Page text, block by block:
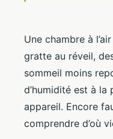
Une chambre à
gratte au réveil,
sommeil moins
d’humidité est à
appareil. Encore
comprendre d’où